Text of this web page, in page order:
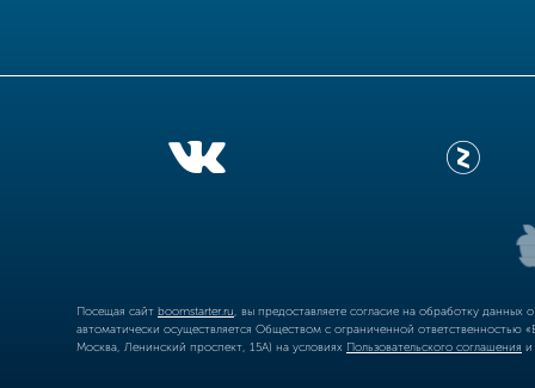
Посещая сайт boomstarter.ru , вы предоставляете согласие на обработку
автоматически осуществляется Обществом с ограниченной
Москва, Ленинский проспект, 15А) на условиях Пользовательского соглашения и